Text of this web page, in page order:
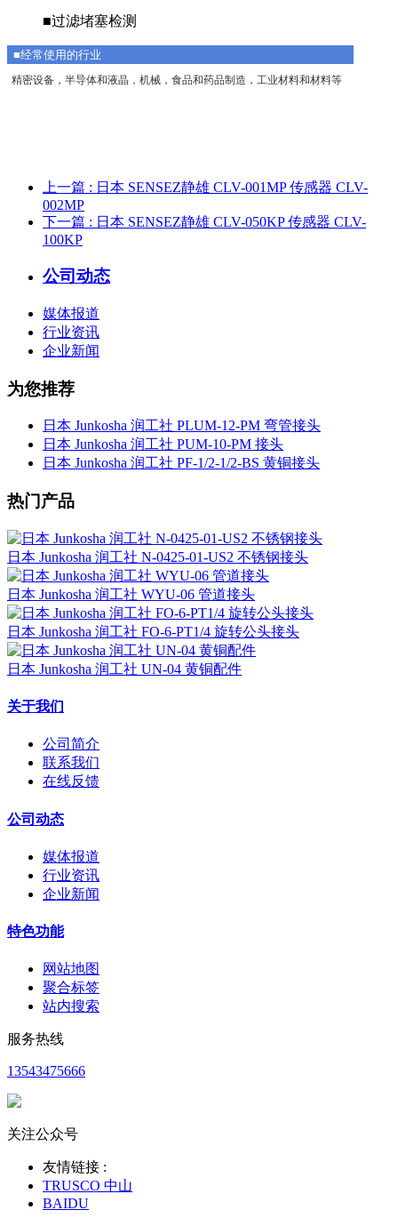
■过滤堵塞检测
■经常使用的行业
精密设备，半导体和液晶，机械，食品和药品制造，工业材料和材料等
上一篇 : 日本 SENSEZ静雄 CLV-001MP 传感器 CLV-
002MP
下一篇 : 日本 SENSEZ静雄 CLV-050KP 传感器 CLV-
100KP
公司动态
媒体报道
行业资讯
企业新闻
为您推荐
日本 Junkosha 润工社 PLUM-12-PM 弯管接头
日本 Junkosha 润工社 PUM-10-PM 接头
日本 Junkosha 润工社 PF-1/2-1/2-BS 黄铜接头
热门产品
日本 Junkosha 润工社 N-0425-01-US2 不锈钢接头
日本 Junkosha 润工社 WYU-06 管道接头
日本 Junkosha 润工社 FO-6-PT1/4 旋转公头接头
日本 Junkosha 润工社 UN-04 黄铜配件
关于我们
公司简介
联系我们
在线反馈
公司动态
媒体报道
行业资讯
企业新闻
特色功能
网站地图
聚合标签
站内搜索
服务热线
13543475666
关注公众号
友情链接 :
TRUSCO 中山
BAIDU